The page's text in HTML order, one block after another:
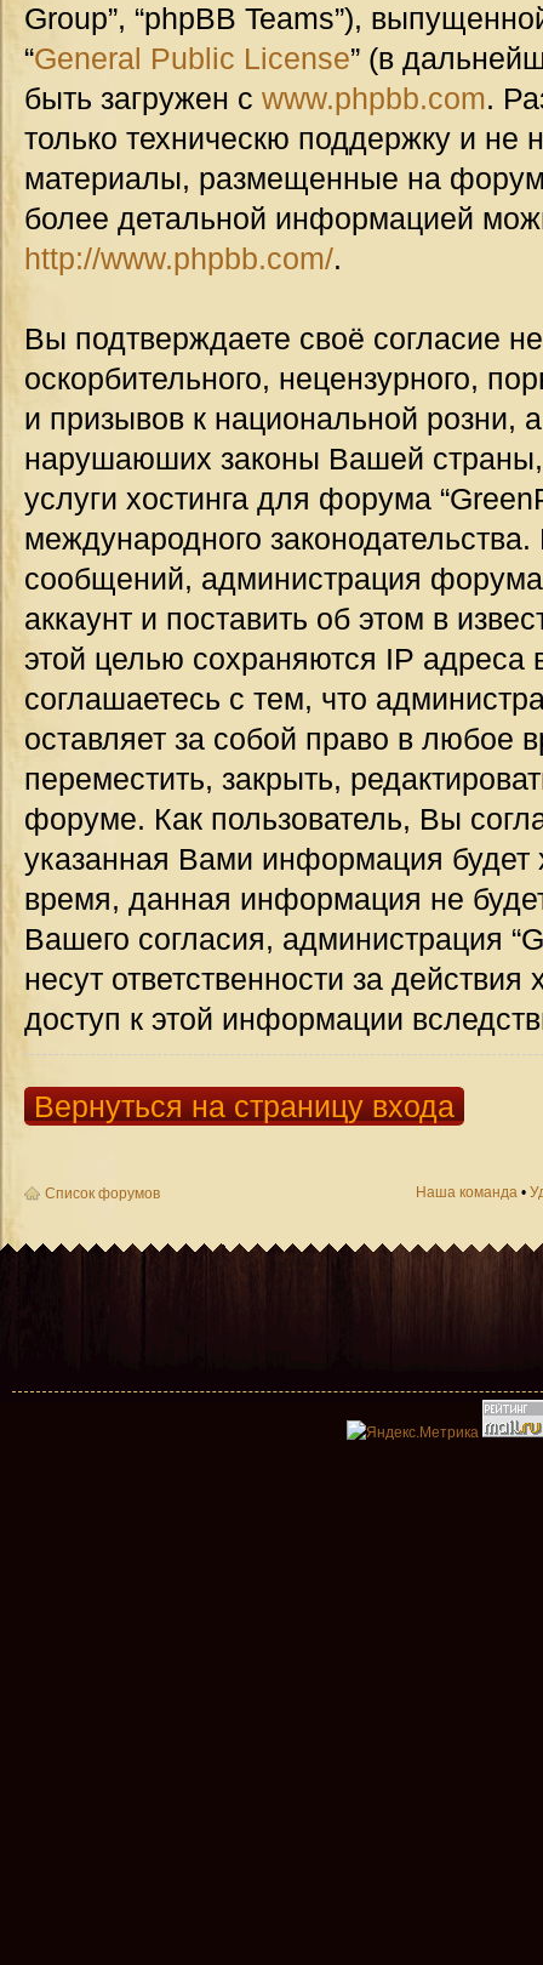
Group”, “phpBB Teams”),
“General Public License” (в
быть загружен с www.phpbb.com.
только техническю поддержку и не
материалы, размещенные на
более детальной информацией
http://www.phpbb.com/.
Вы подтверждаете своё согласие
оскорбительного, нецензурного,
и призывов к национальной розни,
нарушаюших законы Вашей страны,
услуги хостинга для форума
международного
сообщений, администрация
аккаунт и поставить об этом в
этой целью сохраняются IP
соглашаетесь с тем, что
оставляет за собой право в любое
переместить, закрыть,
форуме. Как пользователь, Вы
указанная Вами информация будет
время, данная информация не
Вашего согласия, администрация
несут ответственности за
доступ к этой информации
Вернуться на страницу входа
Список форумов Наша команда •